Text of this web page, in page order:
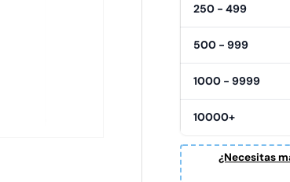
250 - 499
500 - 999
1000 - 9999
10000+
¿Necesitas